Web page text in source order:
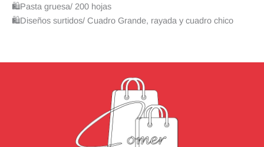
🛍Pasta gruesa/ 200 hojas
🛍Diseños surtidos/ Cuadro Grande, rayada y cuadro chico